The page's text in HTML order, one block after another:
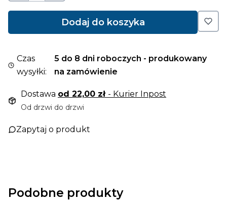
Dodaj do koszyka
Czas
wysyłki:
5 do 8 dni roboczych - produkowany
na zamówienie
Dostawa od 22,00 zł - Kurier Inpost
Od drzwi do drzwi
Zapytaj o produkt
Podobne produkty